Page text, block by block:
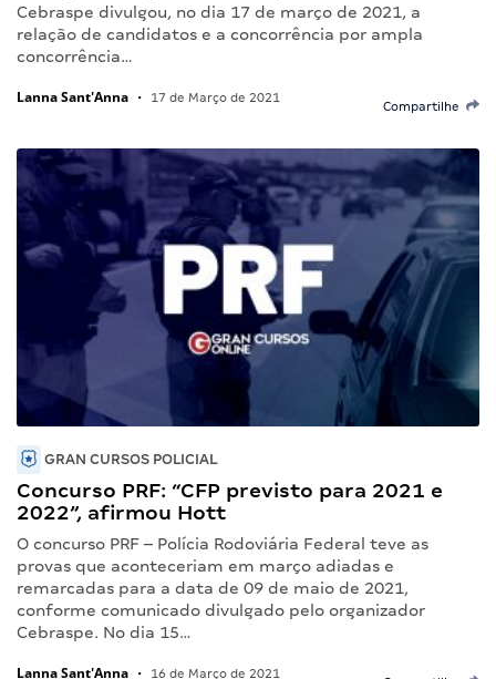
Cebraspe divulgou, no dia 17 de março de 2021, a
relação de candidatos e a concorrência por ampla
concorrência…
Lanna Sant'Anna • 17 de Março de 2021
Compartilhe
GRAN CURSOS POLICIAL
Concurso PRF: “CFP previsto para 2021 e
2022”, afirmou Hott
O concurso PRF – Polícia Rodoviária Federal teve as
provas que aconteceriam em março adiadas e
remarcadas para a data de 09 de maio de 2021,
conforme comunicado divulgado pelo organizador
Cebraspe. No dia 15…
Lanna Sant'Anna • 16 de Março de 2021